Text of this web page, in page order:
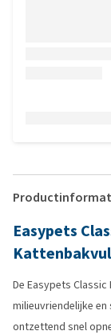
Easypets
De Easypets
milieuvriendelijke
ontzettend snel